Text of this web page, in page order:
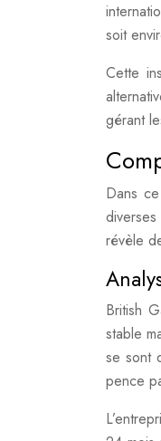
soit
Cette
gérant
Dans
révèle
British
stable
se sont
pence